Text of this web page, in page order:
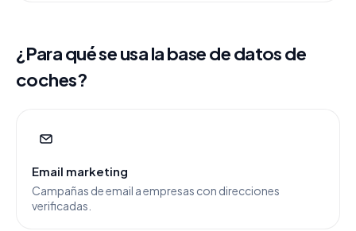
¿Para qué se usa la base de datos de
coches?
Email marketing
Campañas de email a empresas con direcciones
verificadas.